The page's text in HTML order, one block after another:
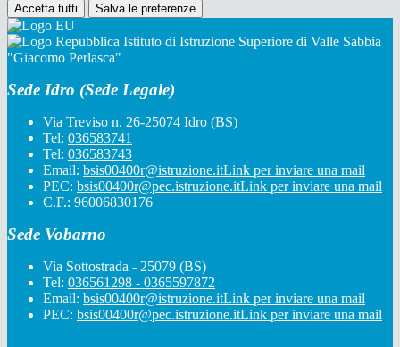
Accetta tutti Salva le preferenze
Istituto di Istruzione Superiore di Valle Sabbia
"Giacomo Perlasca"
Sede Idro (Sede Legale)
Via Treviso n. 26-25074 Idro (BS)
Tel: 036583741
Tel: 036583743
Email: bsis00400r@istruzione.itLink per inviare una mail
PEC: bsis00400r@pec.istruzione.itLink per inviare una mail
C.F.: 96006830176
Sede Vobarno
Via Sottostrada - 25079 (BS)
Tel: 036561298 - 0365597872
Email: bsis00400r@istruzione.itLink per inviare una mail
PEC: bsis00400r@pec.istruzione.itLink per inviare una mail